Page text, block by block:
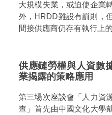
大規模失業，或迫使企業
外，HRDD雖設有罰則，
間接供應商仍存有執行上的
供應鏈勞權與人資數
業揭露的策略應用
第三場次座談會「人力資
查」首先由中國文化大學